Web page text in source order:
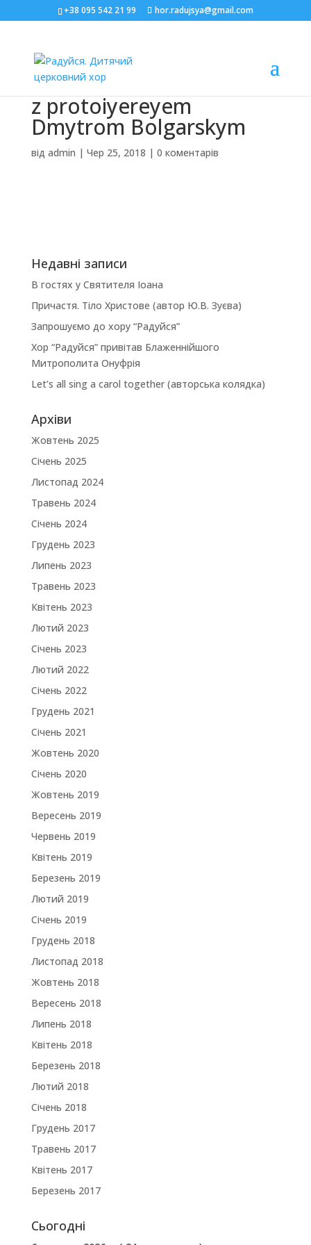
+38 095 542 21 99 hor.radujsya@gmail.com
z protoiyereyem
Dmytrom Bolgarskym
від admin | Чер 25, 2018 | 0 коментарів
Недавні записи
В гостях у Святителя Іоана
Причастя. Тіло Христове (автор Ю.В. Зуєва)
Запрошуємо до хору “Радуйся”
Хор “Радуйся” привітав Блаженнійшого
Митрополита Онуфрія
Let’s all sing a carol together (авторська колядка)
Архіви
Жовтень 2025
Січень 2025
Листопад 2024
Травень 2024
Січень 2024
Грудень 2023
Липень 2023
Травень 2023
Квітень 2023
Лютий 2023
Січень 2023
Лютий 2022
Січень 2022
Грудень 2021
Січень 2021
Жовтень 2020
Січень 2020
Жовтень 2019
Вересень 2019
Червень 2019
Квітень 2019
Березень 2019
Лютий 2019
Січень 2019
Грудень 2018
Листопад 2018
Жовтень 2018
Вересень 2018
Липень 2018
Квітень 2018
Березень 2018
Лютий 2018
Січень 2018
Грудень 2017
Травень 2017
Квітень 2017
Березень 2017
Сьогодні